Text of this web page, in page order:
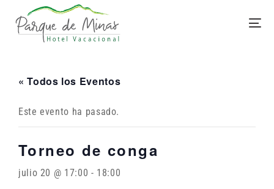
« Todos los Eventos
Este evento ha pasado.
Torneo de conga
julio 20 @ 17:00 - 18:00